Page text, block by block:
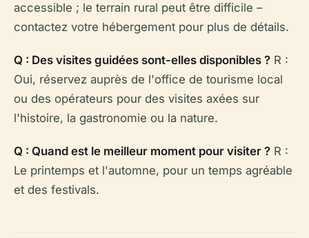
accessible ; le terrain rural peut être difficile –
contactez votre hébergement pour plus de détails.
Q : Des visites guidées sont-elles disponibles ? R :
Oui, réservez auprès de l'office de tourisme local
ou des opérateurs pour des visites axées sur
l'histoire, la gastronomie ou la nature.
Q : Quand est le meilleur moment pour visiter ? R :
Le printemps et l'automne, pour un temps agréable
et des festivals.